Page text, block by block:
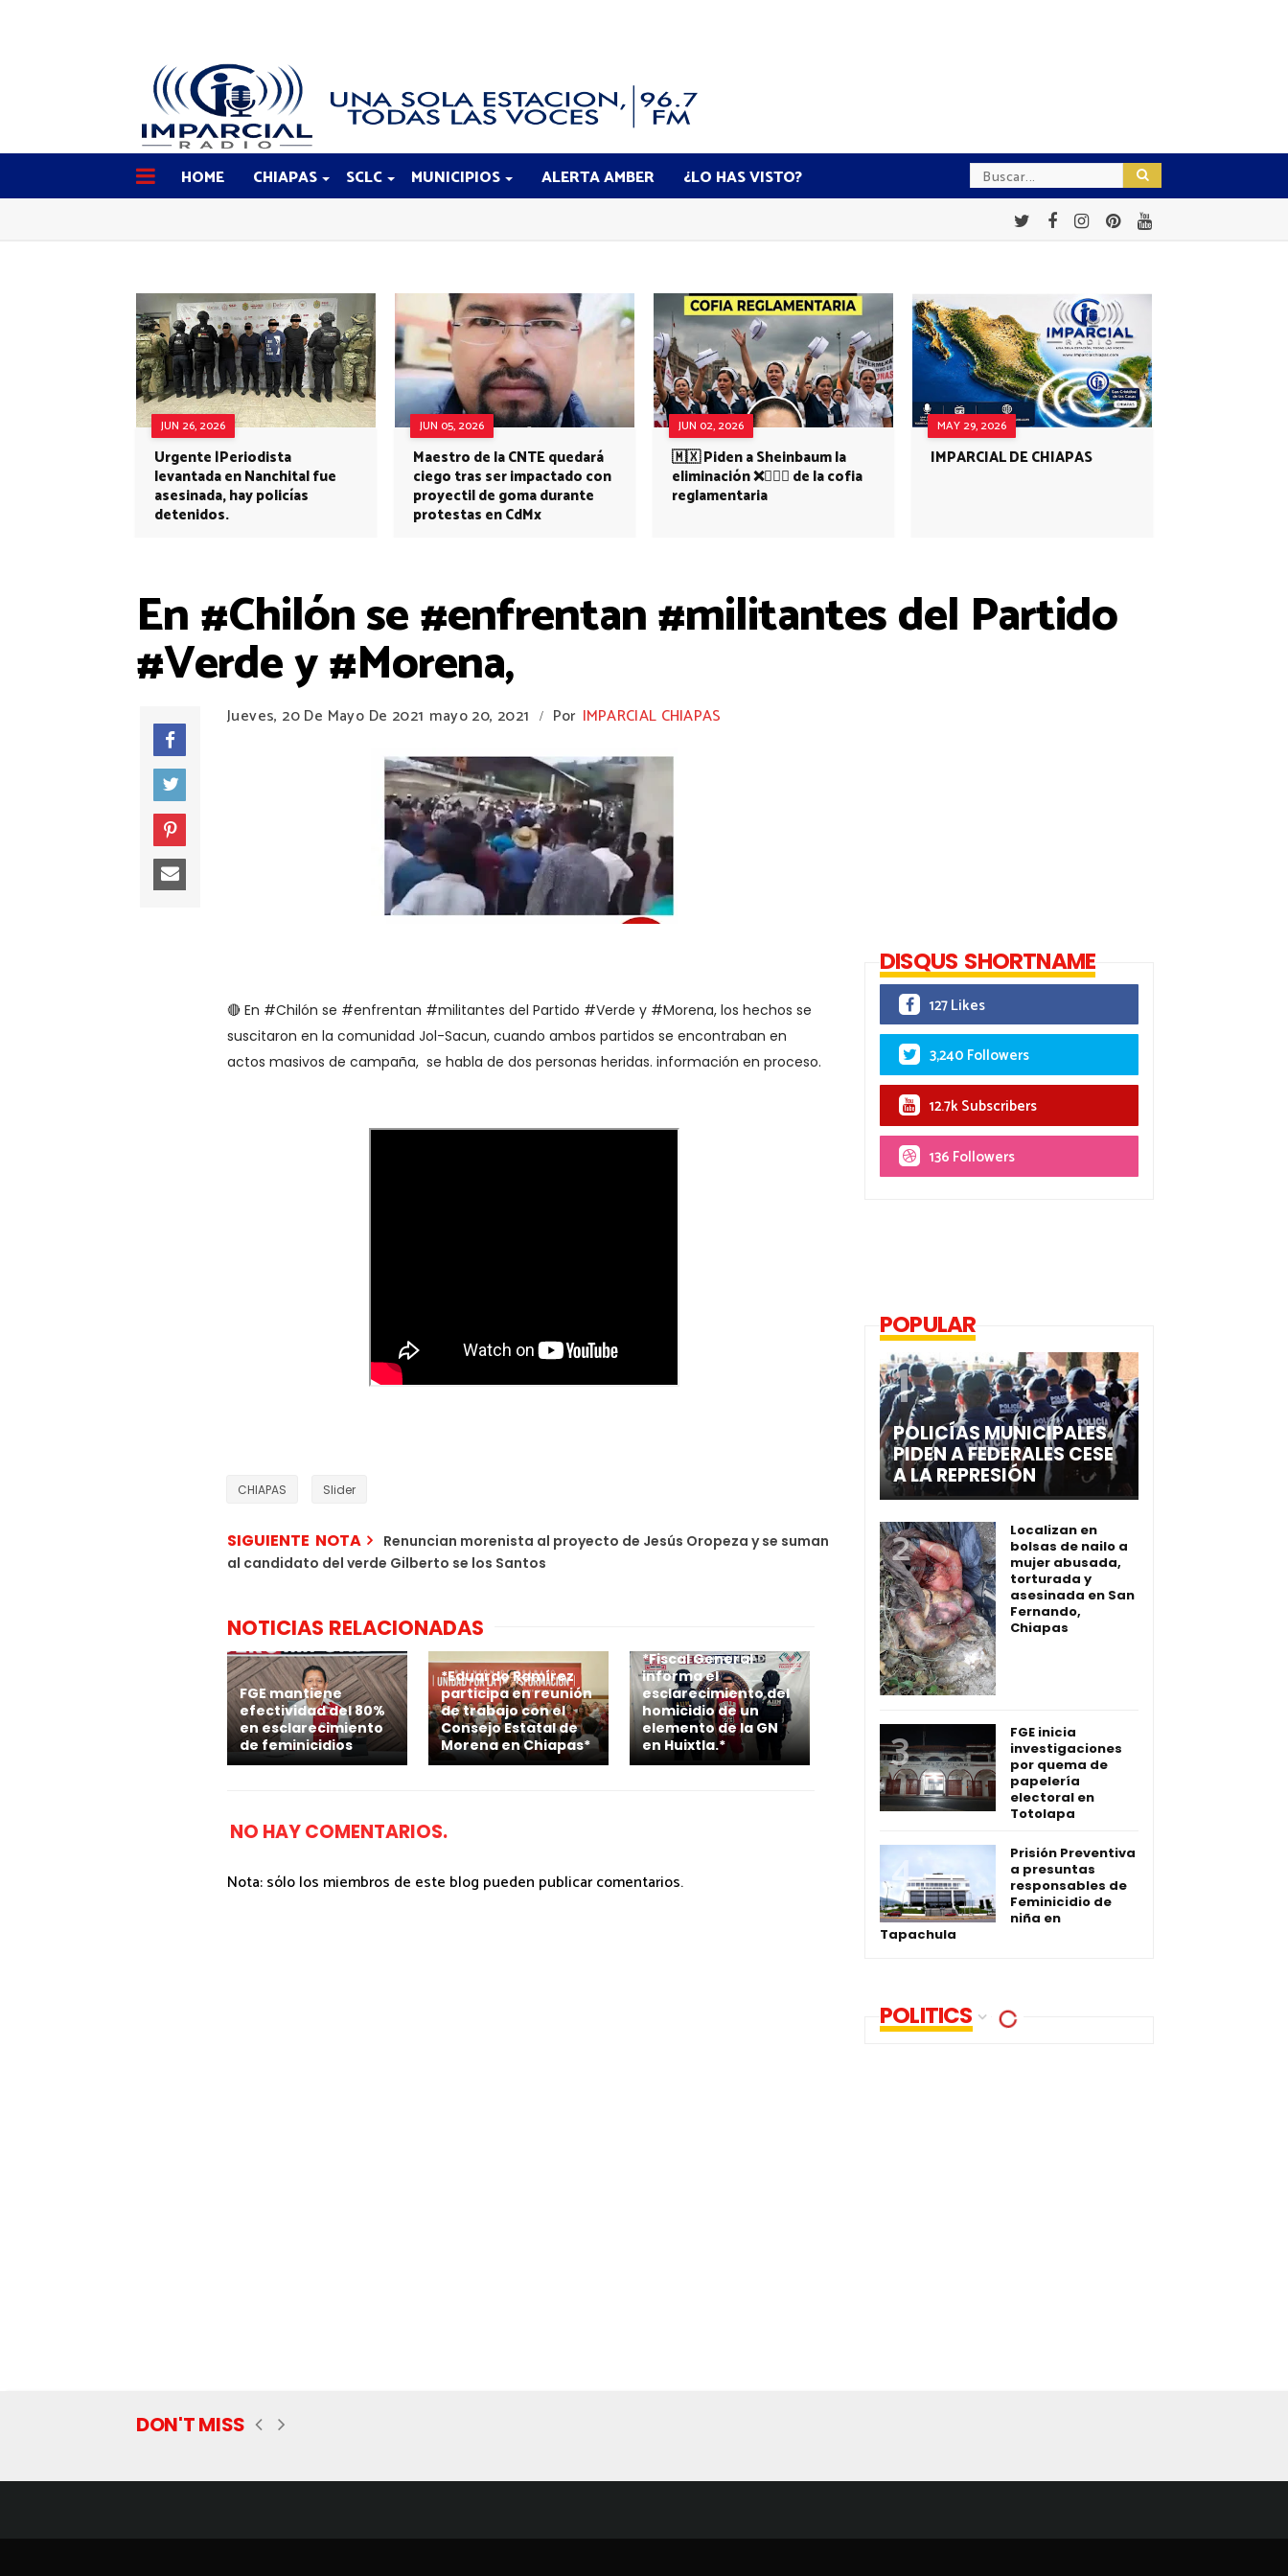
HOME CHIAPAS SCLC MUNICIPIOS ALERTA AMBER ¿LO HAS VISTO?
JUN 26, 2026
Urgente |Periodista
levantada en Nanchital fue
asesinada, hay policías
detenidos.
JUN 05, 2026
Maestro de la CNTE quedará
ciego tras ser impactado con
proyectil de goma durante
protestas en CdMx
JUN 02, 2026
🇲🇽 Piden a Sheinbaum la
eliminación ❌👩🏻‍⚕️ de la cofia
reglamentaria
MAY 29, 2026
IMPARCIAL DE CHIAPAS
En #Chilón se #enfrentan #militantes del Partido
#Verde y #Morena,
Jueves, 20 De Mayo De 2021 mayo 20, 2021 / Por IMPARCIAL CHIAPAS
🔴 En #Chilón se #enfrentan #militantes del Partido #Verde y #Morena, los hechos se
suscitaron en la comunidad Jol-Sacun, cuando ambos partidos se encontraban en
actos masivos de campaña, se habla de dos personas heridas. información en proceso.
CHIAPAS Slider
SIGUIENTE NOTA
Renuncian morenista al proyecto de Jesús Oropeza y se suman
al candidato del verde Gilberto se los Santos
NOTICIAS RELACIONADAS
FGE mantiene
efectividad del 80%
en esclarecimiento
de feminicidios
*Eduardo Ramírez
participa en reunión
de trabajo con el
Consejo Estatal de
Morena en Chiapas*
*Fiscal General
informa el
esclarecimiento del
homicidio de un
elemento de la GN
en Huixtla.*
NO HAY COMENTARIOS.
Nota: sólo los miembros de este blog pueden publicar comentarios.
DISQUS SHORTNAME
127 Likes
3,240 Followers
12.7k Subscribers
136 Followers
POPULAR
POLICÍAS MUNICIPALES
PIDEN A FEDERALES CESE
A LA REPRESIÓN
Localizan en
bolsas de nailo a
mujer abusada,
torturada y
asesinada en San
Fernando,
Chiapas
FGE inicia
investigaciones
por quema de
papelería
electoral en
Totolapa
Prisión Preventiva
a presuntas
responsables de
Feminicidio de
niña en
Tapachula
POLITICS
DON'T MISS